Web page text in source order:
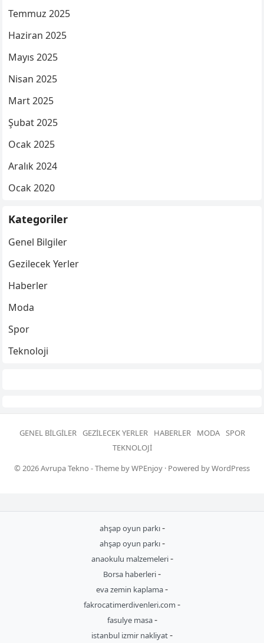
Temmuz 2025
Haziran 2025
Mayıs 2025
Nisan 2025
Mart 2025
Şubat 2025
Ocak 2025
Aralık 2024
Ocak 2020
Kategoriler
Genel Bilgiler
Gezilecek Yerler
Haberler
Moda
Spor
Teknoloji
GENEL BILGILER GEZILECEK YERLER HABERLER MODA SPOR
TEKNOLOJI
© 2026Avrupa Tekno - Theme byWPEnjoy · Powered byWordPress
ahşap oyun parkı-
ahşap oyun parkı-
anaokulu malzemeleri-
Borsa haberleri-
eva zemin kaplama-
fakrocatimerdivenleri.com -
fasulye masa-
istanbul izmir nakliyat-